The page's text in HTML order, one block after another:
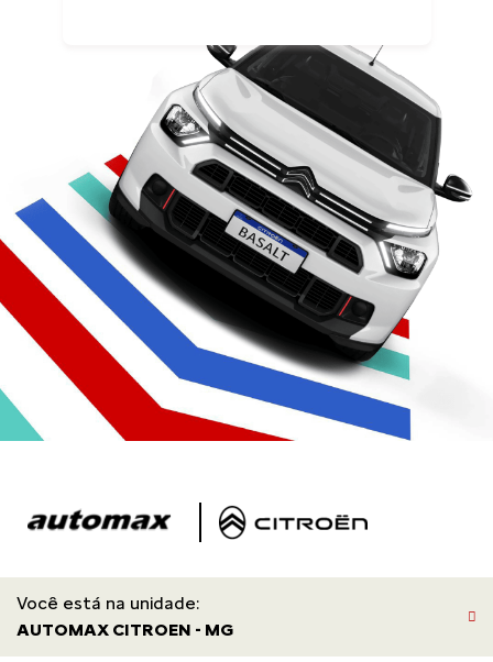
Você está na unidade:
AUTOMAX CITROEN - MG